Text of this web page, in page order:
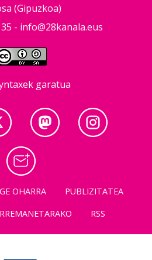
(Gipuzkoa)
- info@28kanala.eus
garatua
OHARRA
PUBLIZITATEA
RSS